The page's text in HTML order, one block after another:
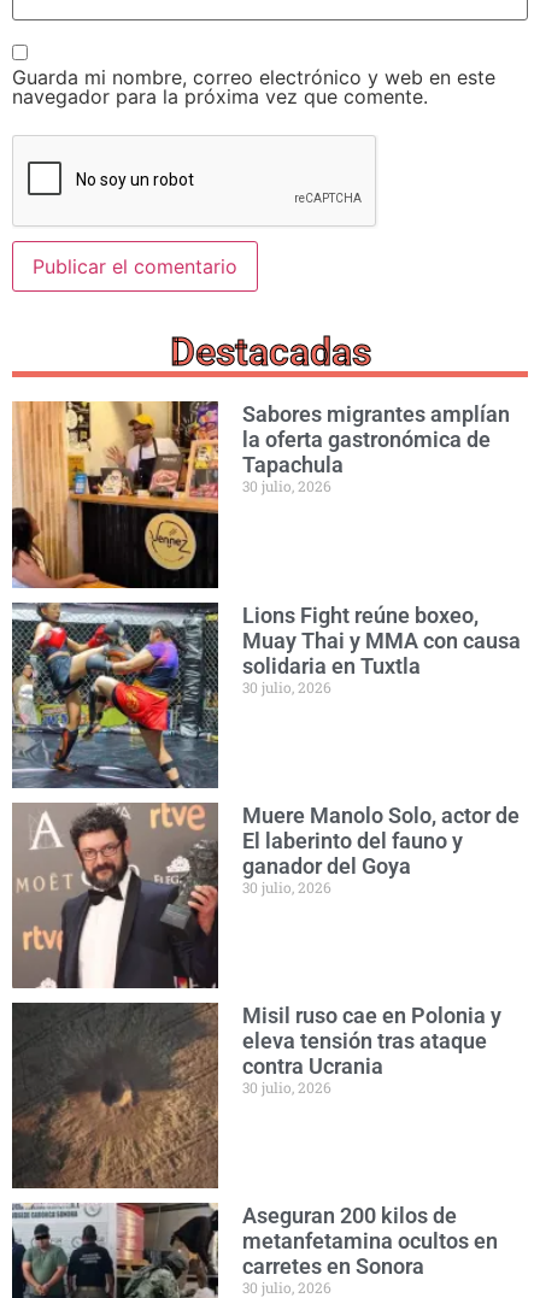
Guarda mi nombre, correo electrónico y web en este
navegador para la próxima vez que comente.
Destacadas
Sabores migrantes amplían
la oferta gastronómica de
Tapachula
30 julio, 2026
Lions Fight reúne boxeo,
Muay Thai y MMA con causa
solidaria en Tuxtla
30 julio, 2026
Muere Manolo Solo, actor de
El laberinto del fauno y
ganador del Goya
30 julio, 2026
Misil ruso cae en Polonia y
eleva tensión tras ataque
contra Ucrania
30 julio, 2026
Aseguran 200 kilos de
metanfetamina ocultos en
carretes en Sonora
30 julio, 2026